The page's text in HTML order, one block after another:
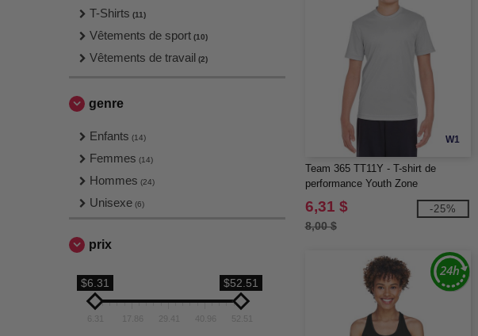
T-Shirts (11)
Vêtements de sport (10)
Vêtements de travail (2)
genre
Enfants (14)
Femmes (14)
Hommes (24)
Unisexe (6)
prix
$6.31 $52.51
6.31 29.41 40.96 52.51
W1
Team 365 TT11Y - T-shirt de
performance Youth Zone
6,31 $
8,00 $
-25%